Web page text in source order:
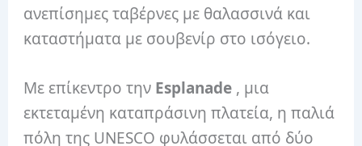
ανεπίσημες ταβέρνες με θαλασσινά και
καταστήματα με σουβενίρ στο ισόγειο.
Με επίκεντρο την Esplanade , μια
εκτεταμένη καταπράσινη πλατεία, η παλιά
πόλη της UNESCO φυλάσσεται από δύο